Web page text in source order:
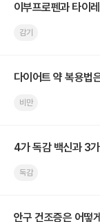
이부프로펜과 타이
감기
다이어트 약 복용법
비만
4가 독감 백신과 3
독감
안구 건조증은 어떻